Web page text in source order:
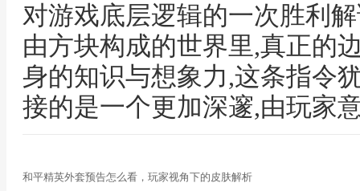
对游戏底层逻辑的一次胜利
由方块构成的世界里,真正的
身的知识与想象力,这条指令
接的是一个更加深邃,由玩家
和平精英外套预告怎么看，玩家视角下的皮肤解析